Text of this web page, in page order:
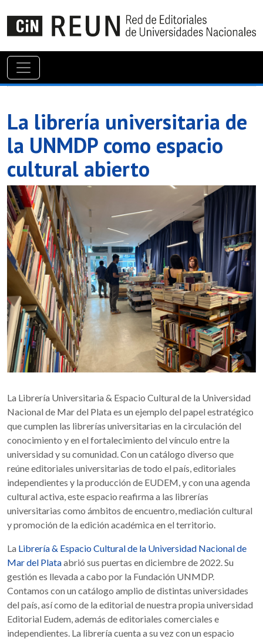
La librería universitaria de
la UNMDP como espacio
cultural abierto
La Librería Universitaria & Espacio Cultural de la Universidad
Nacional de Mar del Plata es un ejemplo del papel estratégico
que cumplen las librerías universitarias en la circulación del
conocimiento y en el fortalecimiento del vínculo entre la
universidad y su comunidad. Con un catálogo diverso que
reúne editoriales universitarias de todo el país, editoriales
independientes y la producción de EUDEM, y con una agenda
cultural activa, este espacio reafirma a las librerías
universitarias como ámbitos de encuentro, mediación cultural
y promoción de la edición académica en el territorio.
La Librería & Espacio Cultural de la Universidad Nacional de
Mar del Plataabrió sus puertas en diciembre de 2022. Su
gestión es llevada a cabo por la Fundación UNMDP.
Contamos con un catálogo amplio de distintas universidades
del país, así como de la editorial de nuestra propia universidad
Editorial Eudem, además de editoriales comerciales e
independientes. La librería cuenta a su vez con un espacio